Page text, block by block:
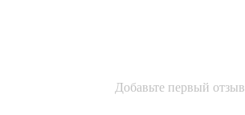
Добавьте первый отзыв